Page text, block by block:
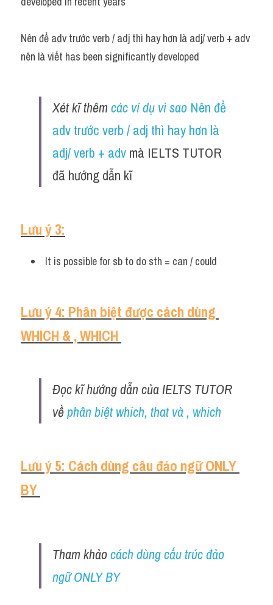
Từ vựng theo tiền tố
Task 1
Report đề thi thật IELTS
Advice
IELTS Advice
Listening
Speaking
Reading
Nên để adv trước verb / adj thì hay hơn là adj/ verb + adv
nên là viết has been significantly developed
Xét kĩ thêm các ví dụ vì sao Nên để
adv trước verb / adj thì hay hơn là
adj/ verb + adv mà IELTS TUTOR
đã hướng dẫn kĩ
Lưu ý 3:
It is possible for sb to do sth = can / could
Lưu ý 4: Phân biệt được cách dùng
WHICH & , WHICH
Đọc kĩ hướng dẫn của IELTS TUTOR
về phân biệt which, that và , which
Lưu ý 5: Cách dùng câu đảo ngữ ONLY
BY
Tham khảo cách dùng cấu trúc đảo
ngữ ONLY BY